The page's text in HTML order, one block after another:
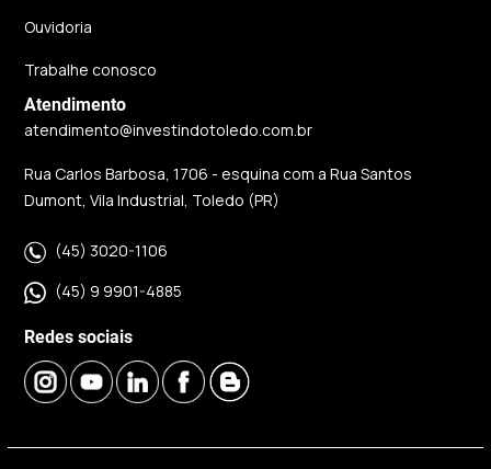
Ouvidoria
Trabalhe conosco
Atendimento
atendimento@investindotoledo.com.br
Rua Carlos Barbosa, 1706 - esquina com a Rua Santos
Dumont, Vila Industrial, Toledo (PR)
(45) 3020-1106
(45) 9 9901-4885
Redes sociais